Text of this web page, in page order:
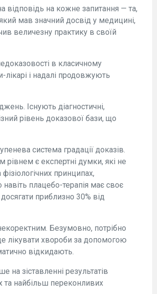
відповідь на кожне запитання — та,
мав значний досвід у медицині,
величезну практику в своїй
в класичному
і надалі продовжують
Існують діагностичні,
рівень доказової бази, що
система градації доказів.
рівнем є експертні думки, які не
принципах,
плацебо-терапія має своє
приблизно 30% від
Безумовно, потрібно
лікувати хвороби за допомогою
відкидають.
зіставленні результатів
та найбільш переконливих